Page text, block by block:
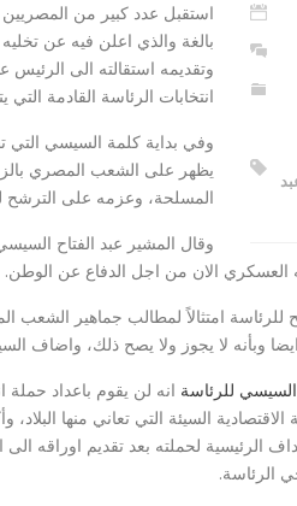
استقبل عدد كبير من
بالغة والذي اعلن فيه عن
وتقديمه استقالته الى
انتخابات الرئاسة القادمة
وفي بداية كلمة السيسي
يظهر على الشعب المصري
المسلحة، وعزمه على الترشح
العسكري الان من اجل الدفاع عن الوطن.
امتثالاً لمطالب جماهير الشعب
وبأنه لا يجوز ولا يصح ذلك، واضاف
للرئاسة انه لن يقوم باعداد حملة
السيئة التي تعاني منها
الرئيسية لحملته بعد تقديم اوراقه الى
الرئاسة.
داعش ليبيا تعلن اعدام 21 مسيحي
في طرابلس...